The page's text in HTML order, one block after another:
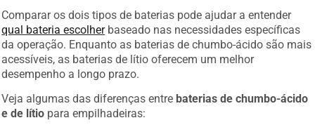
Comparar os dois tipos de baterias pode ajudar a entender
qual bateria escolherbaseado nas necessidades específicas
da operação. Enquanto as baterias de chumbo-ácido são mais
acessíveis, as baterias de lítio oferecem um melhor
desempenho a longo prazo.
Veja algumas das diferenças entre baterias de chumbo-ácido
e de lítio para empilhadeiras: